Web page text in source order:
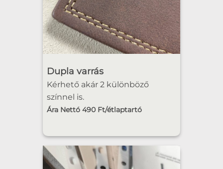
Dupla varrás
Kérhető akár 2 különböző
színnel is.
Ára Nettó 490 Ft/étlaptartó